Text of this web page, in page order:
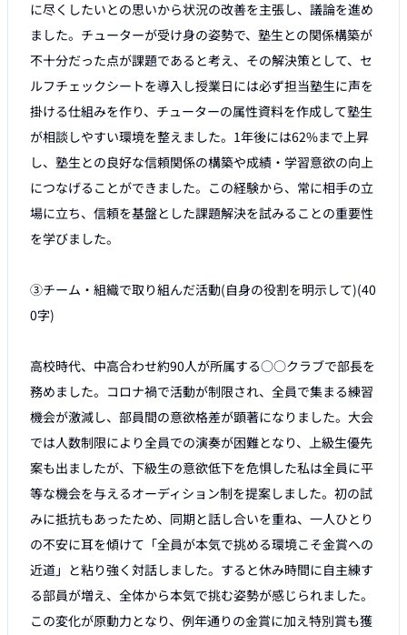
に尽くしたいとの思いから状況の改善を主張し、議論を進め
ました。チューターが受け身の姿勢で、塾生との関係構築が
不十分だった点が課題であると考え、その解決策として、セ
ルフチェックシートを導入し授業日には必ず担当塾生に声を
掛ける仕組みを作り、チューターの属性資料を作成して塾生
が相談しやすい環境を整えました。1年後には62%まで上昇
し、塾生との良好な信頼関係の構築や成績・学習意欲の向上
につなげることができました。この経験から、常に相手の立
場に立ち、信頼を基盤とした課題解決を試みることの重要性
を学びました。
③チーム・組織で取り組んだ活動(自身の役割を明示して)(40
0字)
高校時代、中高合わせ約90人が所属する○○クラブで部長を
務めました。コロナ禍で活動が制限され、全員で集まる練習
機会が激減し、部員間の意欲格差が顕著になりました。大会
では人数制限により全員での演奏が困難となり、上級生優先
案も出ましたが、下級生の意欲低下を危惧した私は全員に平
等な機会を与えるオーディション制を提案しました。初の試
みに抵抗もあったため、同期と話し合いを重ね、一人ひとり
の不安に耳を傾けて「全員が本気で挑める環境こそ金賞への
近道」と粘り強く対話しました。すると休み時間に自主練す
る部員が増え、全体から本気で挑む姿勢が感じられました。
この変化が原動力となり、例年通りの金賞に加え特別賞も獲